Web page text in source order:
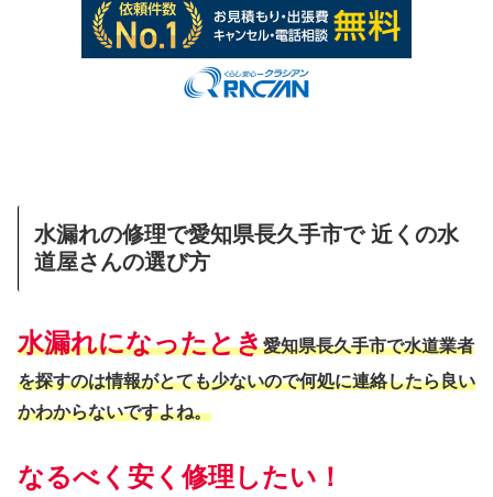
水漏れの修理で愛知県長久手市で 近くの水
道屋さんの選び方
水漏れになったとき愛知県長久手市で水道業者
を探すのは情報がとても少ないので何処に連絡したら良い
かわからないですよね。
なるべく安く修理したい！